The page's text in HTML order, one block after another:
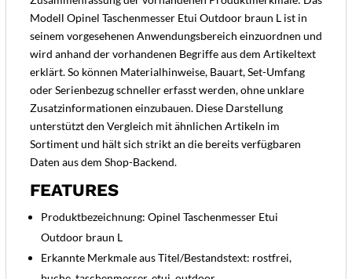
Modell Opinel Taschenmesser Etui Outdoor braun L ist in
seinem vorgesehenen Anwendungsbereich einzuordnen und
wird anhand der vorhandenen Begriffe aus dem Artikeltext
erklärt. So können Materialhinweise, Bauart, Set-Umfang
oder Serienbezug schneller erfasst werden, ohne unklare
Zusatzinformationen einzubauen. Diese Darstellung
unterstützt den Vergleich mit ähnlichen Artikeln im
Sortiment und hält sich strikt an die bereits verfügbaren
Daten aus dem Shop-Backend.
FEATURES
Produktbezeichnung: Opinel Taschenmesser Etui
Outdoor braun L
Erkannte Merkmale aus Titel/Bestandstext: rostfrei,